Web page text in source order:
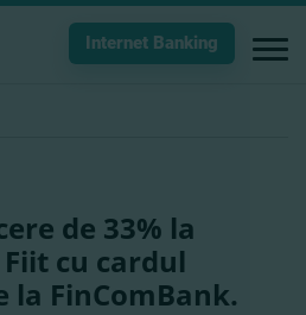
Internet Banking
de 33% la
cu cardul
la FinComBank.